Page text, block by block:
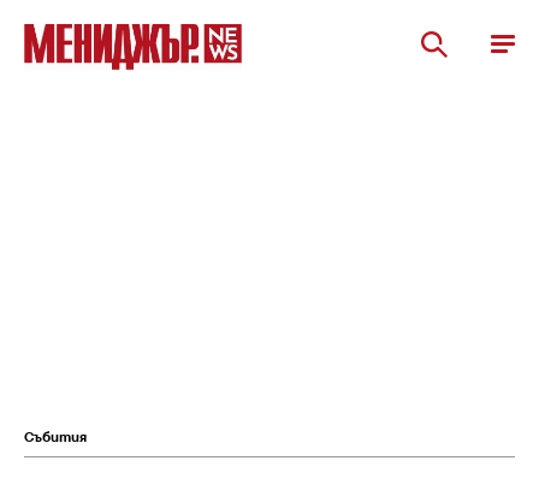
Събития